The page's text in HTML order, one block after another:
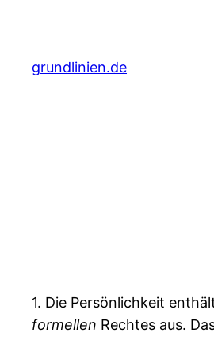
springen
grundlinien.de
1. Die Persönlichkeit
formellen Rechtes aus.